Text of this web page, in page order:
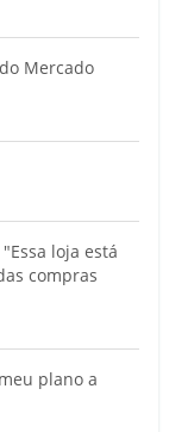
Mercado
loja está
compras
plano a